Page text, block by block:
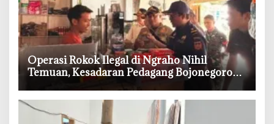
‎Operasi Rokok Ilegal di Ngraho Nihil
Temuan, Kesadaran Pedagang Bojonegoro